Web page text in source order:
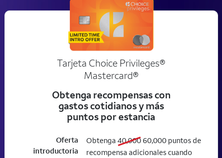
Tarjeta Choice Privileges®
Mastercard®
Obtenga recompensas con
gastos cotidianos y más
puntos por estancia
Oferta
introductoria
Obtenga 40,000old bonus
60,000new bonus
puntos de
recompensa adicionales cuando